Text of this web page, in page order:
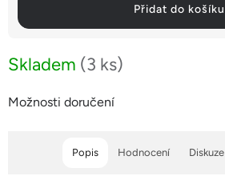
Skladem (3 ks)
Možnosti doručení
Přidat do košíku
Popis Hodnocení Diskuze